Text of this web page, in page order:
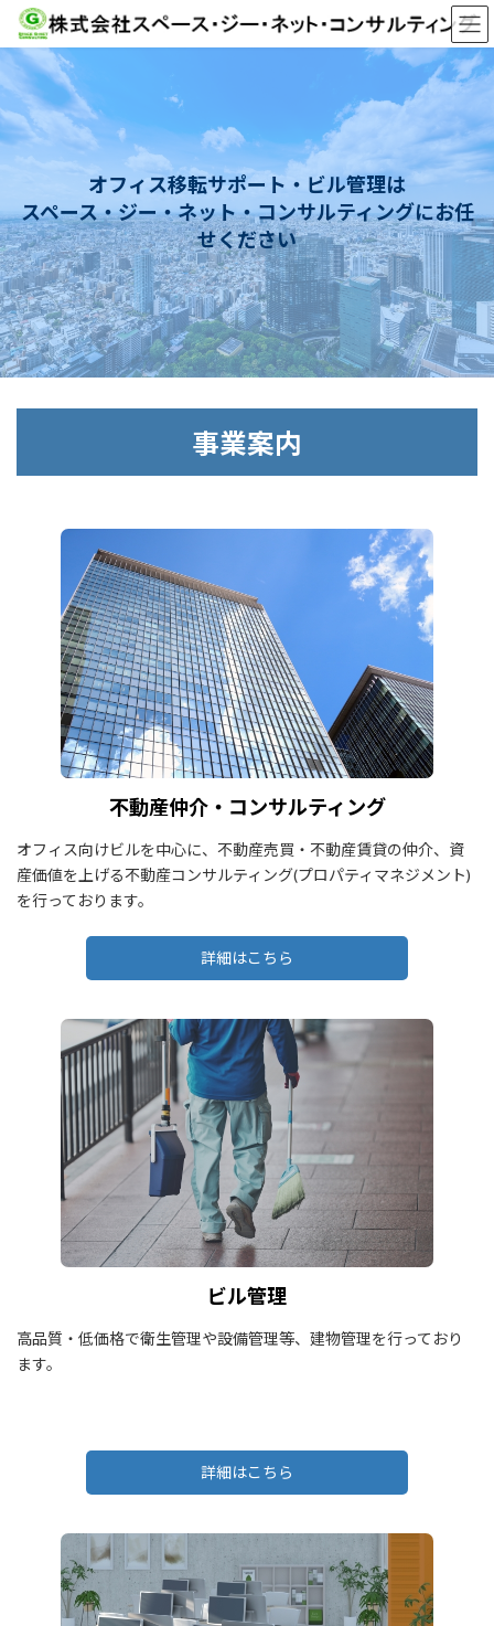
テ
へ
ス
ゲ
ョ
ン
オフィス移転サポート・ビル管理は
スペース・ジー・ネット・コンサルティングにお任
せください
事業案内
不動産仲介・コンサルティング
オフィス向けビルを中心に、不動産売買・不動産賃貸の仲介、資
産価値を上げる不動産コンサルティング(プロパティマネジメント)
を行っております。
詳細はこちら
ビル管理
高品質・低価格で衛生管理や設備管理等、建物管理を行っており
ます。
詳細はこちら